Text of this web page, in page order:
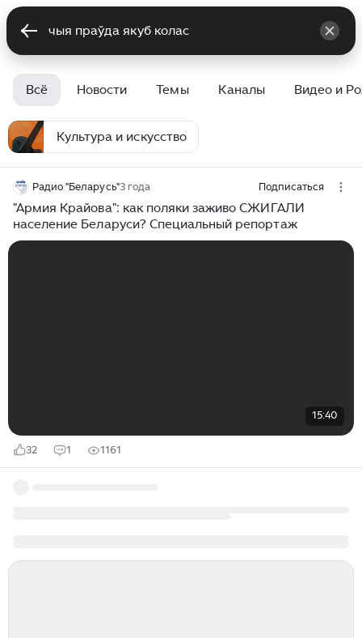
Всё Новости Темы Каналы Видео и
Культура и искусство
Радио "Беларусь"3 года Подписаться
"Армия Крайова": как поляки заживо СЖИГАЛИ
население Беларуси? Специальный репортаж
15:40
32 1 1161